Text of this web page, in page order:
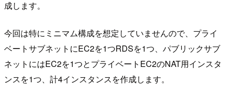
成します。
今回は特にミニマム構成を想定していませんので、プライ
ベートサブネットにEC2を1つRDSを1つ、パブリックサブ
ネットにはEC2を1つとプライベートEC2のNAT用インスタ
ンスを1つ、計4インスタンスを作成します。